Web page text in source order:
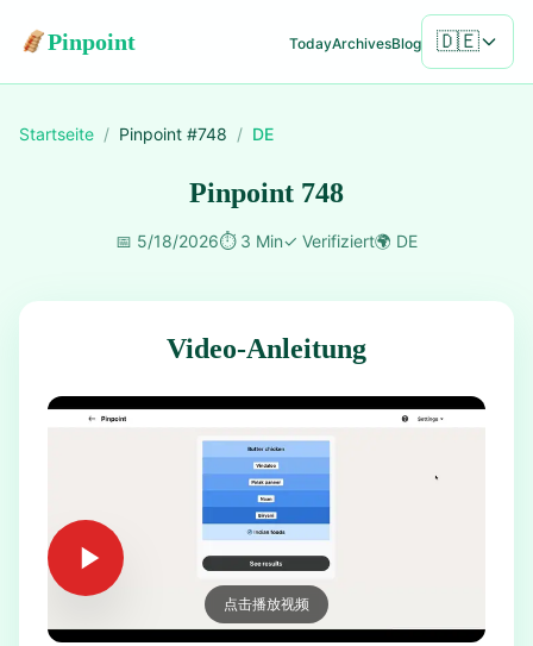
Pinpoint TodayArchivesBlog 🇩🇪
Startseite / Pinpoint #748 / DE
Pinpoint 748
📅 5/18/2026⏱️ 3 Min✓ Verifiziert🌍 DE
Video-Anleitung
点击播放视频